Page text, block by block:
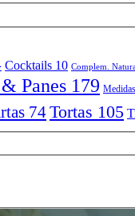
Cocktails 10 Complem.
Panes 179 Medidas
74Tortas 105